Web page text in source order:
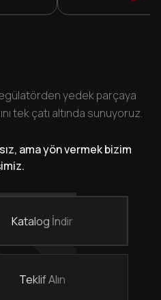
yedek parçaya
tek çatı altında sunuyoruz.
ama yön vermek bizim
Katalog İndir
Teklif Alın